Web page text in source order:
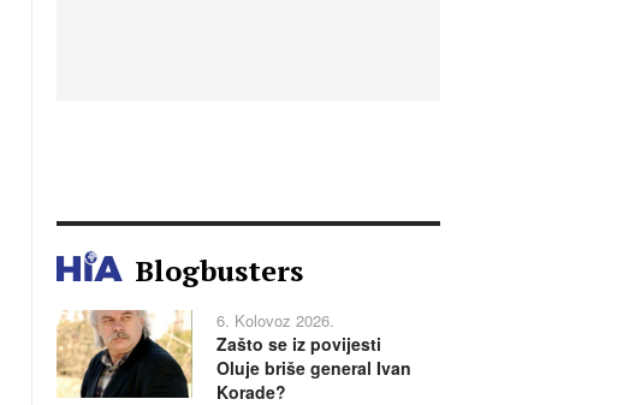
Blogbusters
6. Kolovoz 2026.
Zašto se iz povijesti
Oluje briše general Ivan
Korade?